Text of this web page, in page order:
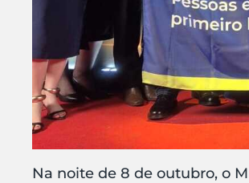
Na noite de 8 de outubro, o